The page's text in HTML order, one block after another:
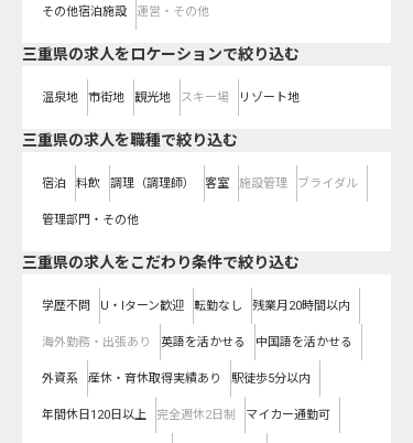
その他宿泊施設 運営・その他
三重県の求人をロケーションで絞り込む
温泉地 市街地 観光地 スキー場 リゾート地
三重県の求人を職種で絞り込む
宿泊 料飲 調理（調理師） 客室 施設管理 ブライダル
管理部門・その他
三重県の求人をこだわり条件で絞り込む
学歴不問 U・Iターン歓迎 転勤なし 残業月20時間以内
海外勤務・出張あり 英語を活かせる 中国語を活かせる
外資系 産休・育休取得実績あり 駅徒歩5分以内
年間休日120日以上 完全週休2日制 マイカー通勤可